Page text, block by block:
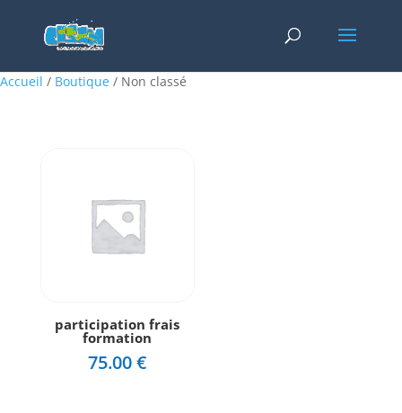
Accueil / Boutique / Non classé
participation frais
formation
75.00€